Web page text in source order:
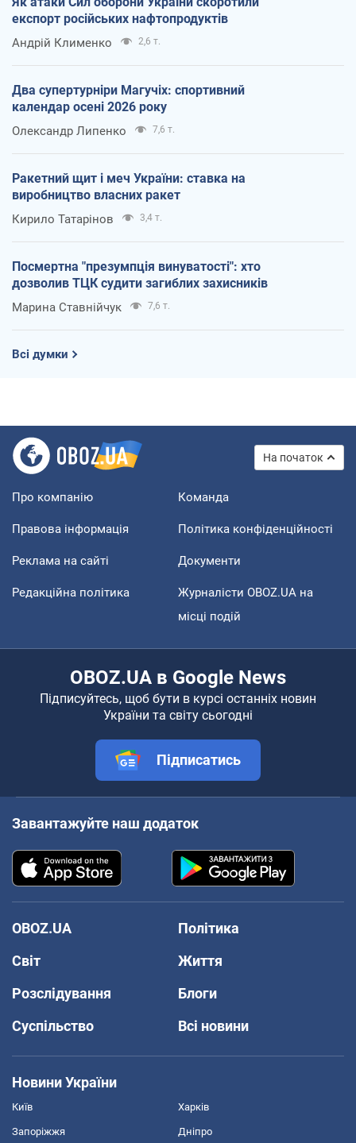
експорт російських нафтопродуктів
Андрій Клименко 2,6 т.
Два супертурніри Магучіх: спортивний
календар осені 2026 року
Олександр Липенко 7,6 т.
Ракетний щит і меч України: ставка на
виробництво власних ракет
Кирило Татарінов 3,4 т.
Посмертна "презумпція винуватості": хто
дозволив ТЦК судити загиблих захисників
Марина Ставнійчук 7,6 т.
Всі думки
На початок
Про компанію Команда
Правова інформація Політика конфіденційності
Реклама на сайті Документи
Редакційна політика
Журналісти OBOZ.UA на
місці подій
OBOZ.UA в Google News
Підписуйтесь, щоб бути в курсі останніх новин
України та світу сьогодні
Підписатись
Завантажуйте наш додаток
OBOZ.UA
Політика
Світ
Життя
Розслідування
Блоги
Суспільство
Всі новини
Новини України
Київ Харків
Запоріжжя Дніпро